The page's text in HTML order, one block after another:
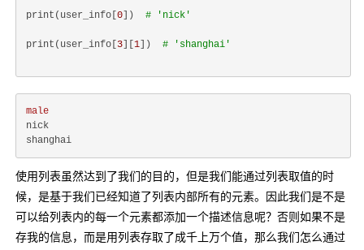
print(user_info[ 0 ]) # 'nick'
print(user_info[ 3 1 ]) # 'shanghai'
male
nick
使用列表虽然达到了我们的目的，但是我们能通过列表取值的时
候，是基于我们已经知道了列表内部所有的元素。因此我们是不是
可以给列表内的每一个元素都添加一个描述信息呢？否则如果不是
存我的信息，而是用列表存取了成千上万个值，那么我们怎么通过